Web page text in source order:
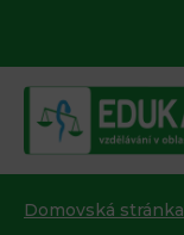
Domovská stránka